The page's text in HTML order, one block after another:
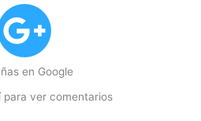
en Google
para ver comentarios